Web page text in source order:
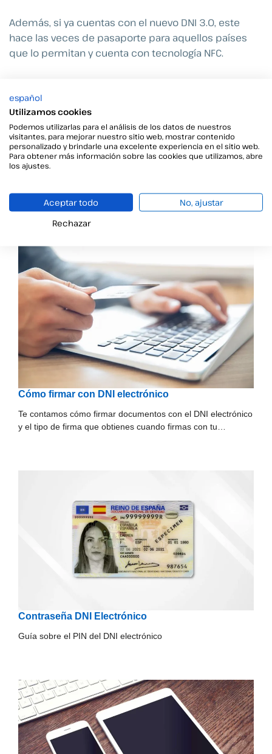
Además, si ya cuentas con el nuevo DNI 3.0, este
hace las veces de pasaporte para aquellos países
que lo permitan y cuenta con tecnología NFC.
similares para firmar?
Hoy en día existen otras opciones para firmar que
pueden ser bastante más sencillas que usar un DNIe.
Información relacionada
Cómo firmar con DNI electrónico
Te contamos cómo firmar documentos con el DNI electrónico
y el tipo de firma que obtienes cuando firmas con tu…
Contraseña DNI Electrónico
Guía sobre el PIN del DNI electrónico
español
Utilizamos cookies
Podemos utilizarlas para el análisis de los datos de nuestros
visitantes, para mejorar nuestro sitio web, mostrar contenido
personalizado y brindarle una excelente experiencia en el sitio web.
Para obtener más información sobre las cookies que utilizamos, abre
los ajustes.
Aceptar todo
No, ajustar
Rechazar